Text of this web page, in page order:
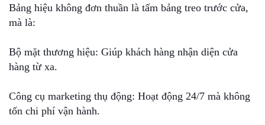
Bảng hiệu không đơn thuần là tấm bảng treo trước cửa,
mà là:
Bộ mặt thương hiệu: Giúp khách hàng nhận diện cửa
hàng từ xa.
Công cụ marketing thụ động: Hoạt động 24/7 mà không
tốn chi phí vận hành.